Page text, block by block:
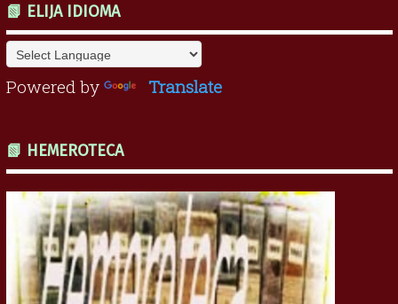
📗 ELIJA IDIOMA
Powered by Translate
📗 HEMEROTECA